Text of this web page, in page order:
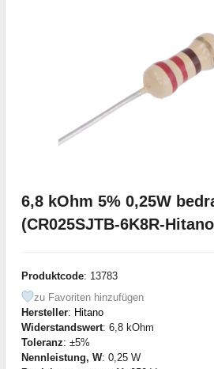
6,8 kOhm 5% 0,25W
(CR025SJTB-6K8R-
Produktcode: 13783
zu Favoriten hinzufügen
Hersteller: Hitano
Widerstandswert: 6,8 kOhm
Toleranz: ±5%
Nennleistung, W: 0,25 W